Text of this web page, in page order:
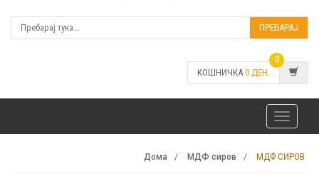
ПРЕБАРАЈ
КОШНИЧКА 0 ДЕН.
0
Toggle
navigation
Дома МДФ сиров МДФ СИРОВ